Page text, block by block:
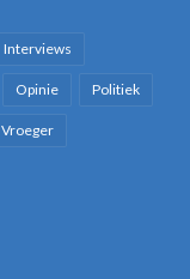
Interviews
Opinie Politiek
Vroeger